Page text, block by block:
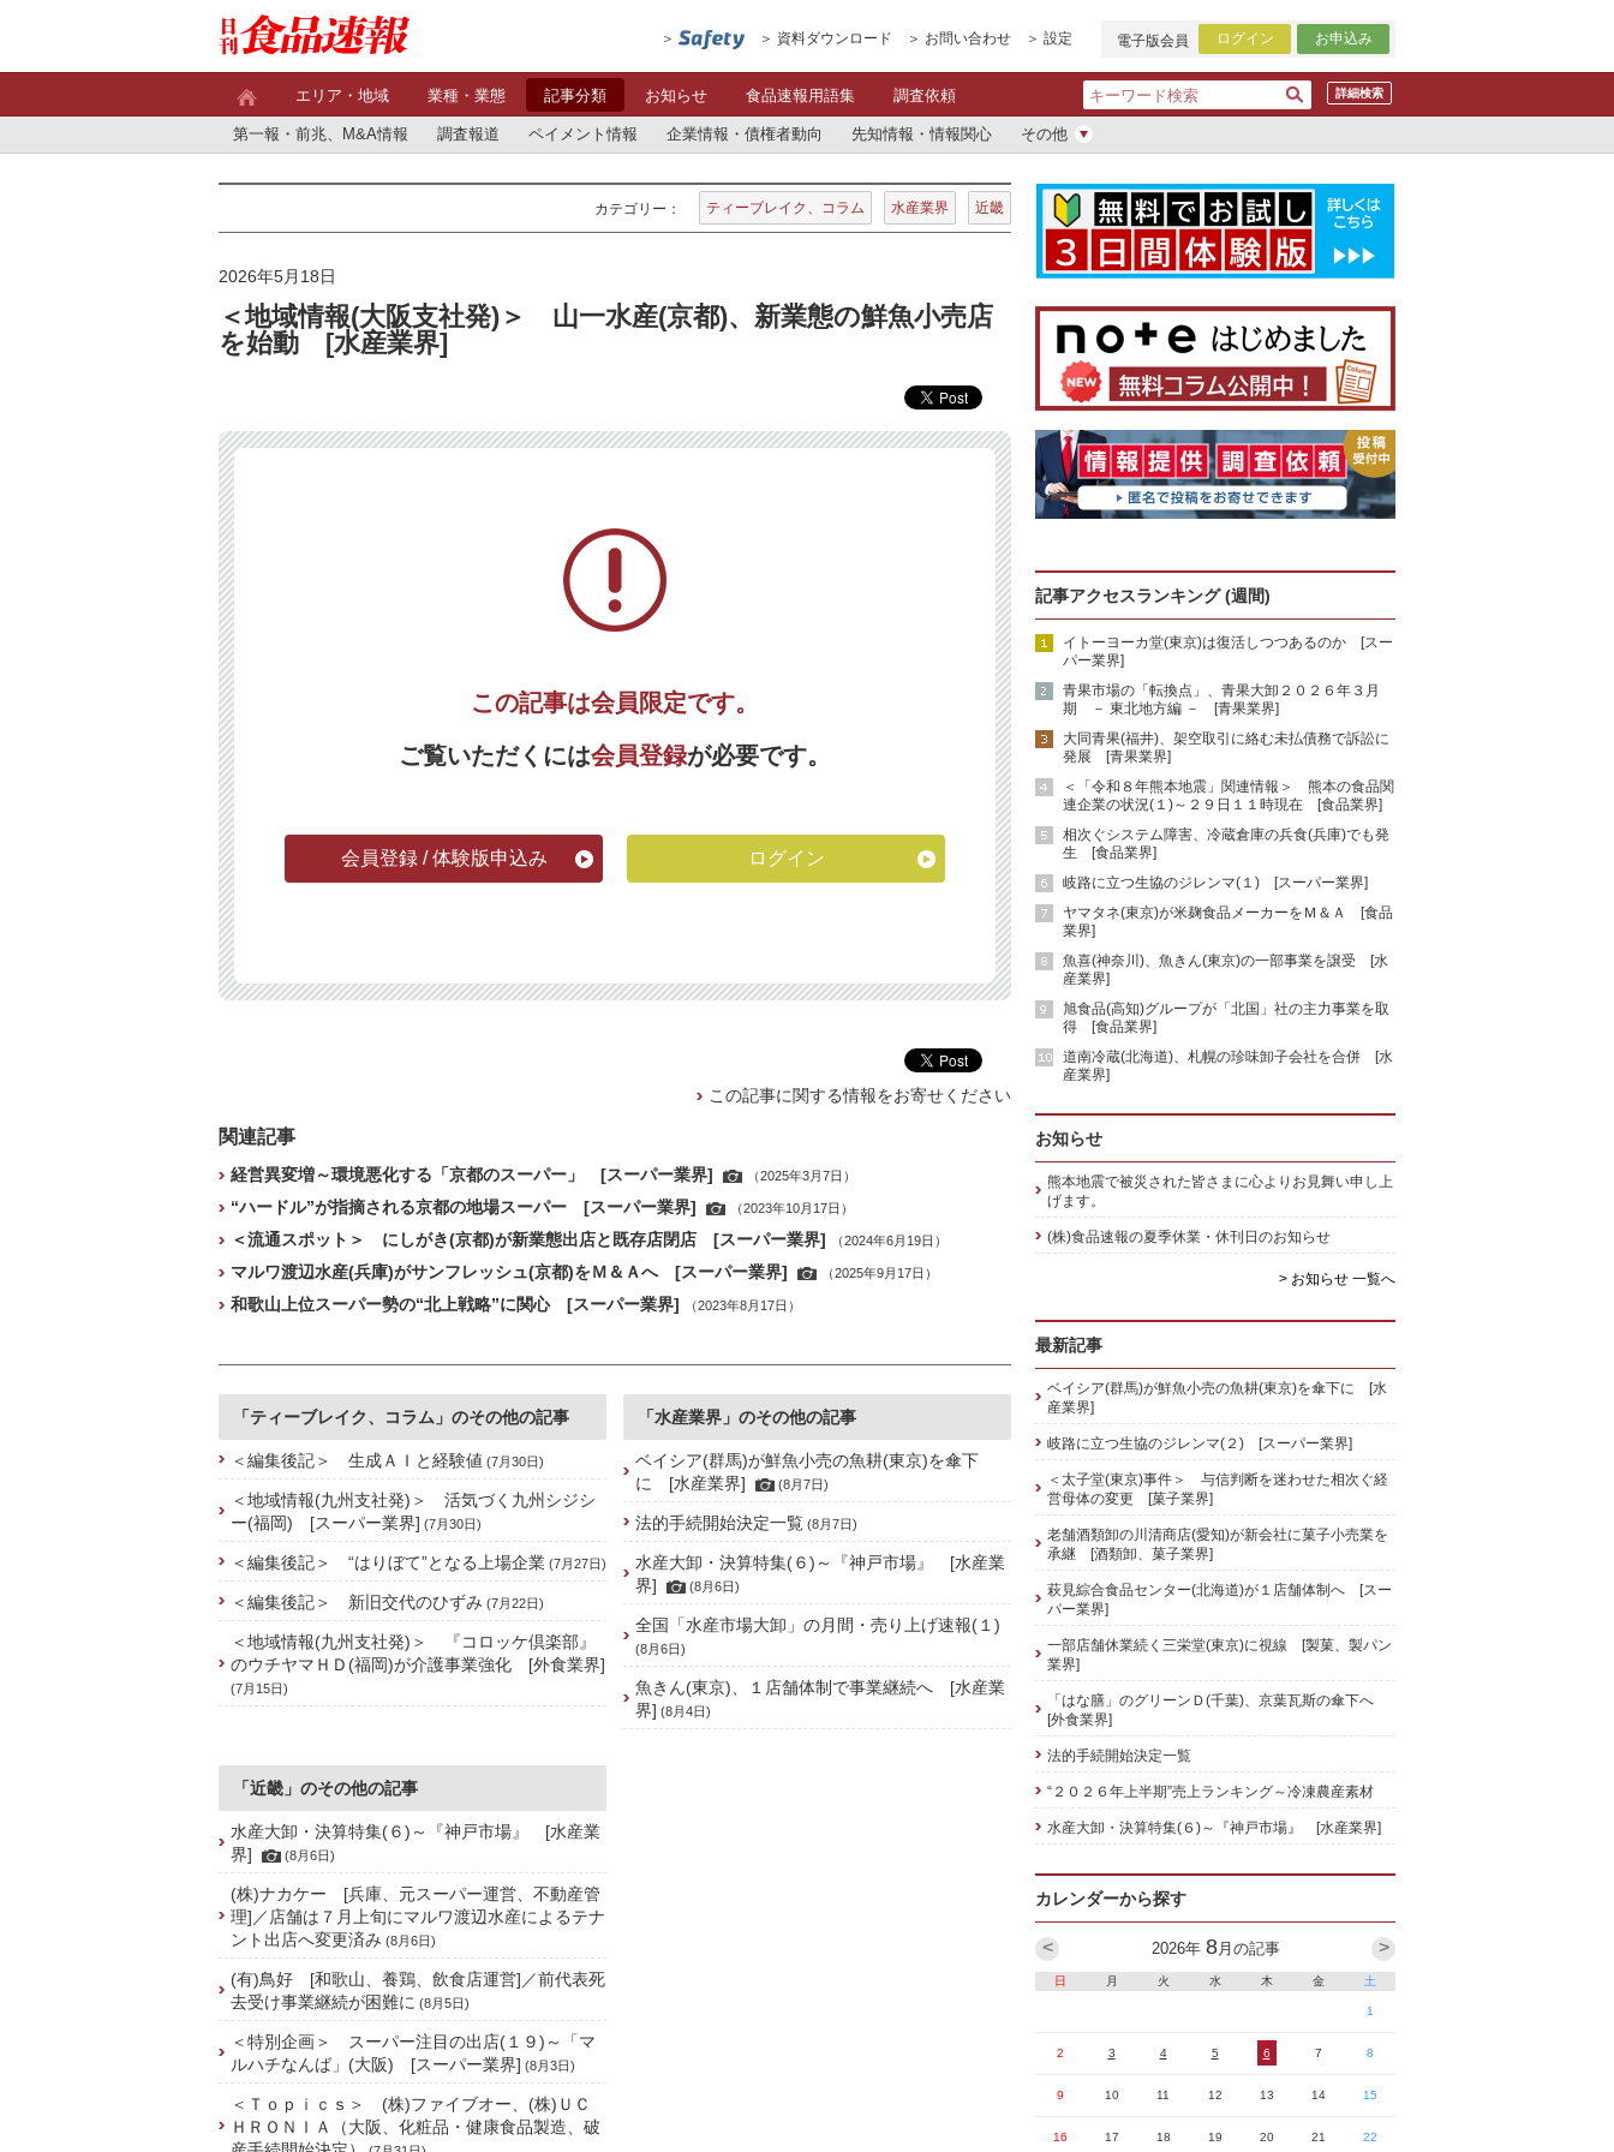
資料ダウンロード お問い合わせ 設定 電子版会員 ログイン お申込み
詳細検索
エリア・地域 業種・業態 記事分類 お知らせ 食品速報用語集 調査依頼
第一報・前兆、M&A情報 調査報道 ペイメント情報 企業情報・債権者動向 先知情報・情報関心 その他
カテゴリー： ティーブレイク、コラム 水産業界 近畿
2026年5月18日
＜地域情報(大阪支社発)＞ 山一水産(京都)、新業態の鮮魚小売店
を始動 [水産業界]
この記事は会員限定です。
ご覧いただくには会員登録が必要です。
会員登録 / 体験版申込み ログイン
この記事に関する情報をお寄せください
関連記事
経営異変増～環境悪化する「京都のスーパー」 [スーパー業界] （2025年3月7日）
“ハードル”が指摘される京都の地場スーパー [スーパー業界] （2023年10月17日）
＜流通スポット＞ にしがき(京都)が新業態出店と既存店閉店 [スーパー業界] （2024年6月19日）
マルワ渡辺水産(兵庫)がサンフレッシュ(京都)をＭ＆Ａへ [スーパー業界] （2025年9月17日）
和歌山上位スーパー勢の“北上戦略”に関心 [スーパー業界] （2023年8月17日）
「ティーブレイク、コラム」のその他の記事
＜編集後記＞ 生成ＡＩと経験値 (7月30日)
＜地域情報(九州支社発)＞ 活気づく九州シジシ
ー(福岡) [スーパー業界] (7月30日)
＜編集後記＞ “はりぼて”となる上場企業 (7月27日)
＜編集後記＞ 新旧交代のひずみ (7月22日)
＜地域情報(九州支社発)＞ 『コロッケ倶楽部』
のウチヤマＨＤ(福岡)が介護事業強化 [外食業界]
(7月15日)
「水産業界」のその他の記事
ベイシア(群馬)が鮮魚小売の魚耕(東京)を傘下
に [水産業界]
(8月7日)
法的手続開始決定一覧 (8月7日)
水産大卸・決算特集(６)～『神戸市場』 [水産業
界]
(8月6日)
全国「水産市場大卸」の月間・売り上げ速報(１)
(8月6日)
魚きん(東京)、１店舗体制で事業継続へ [水産業
界] (8月4日)
「近畿」のその他の記事
水産大卸・決算特集(６)～『神戸市場』 [水産業
界]
(8月6日)
(株)ナカケー [兵庫、元スーパー運営、不動産管
理]／店舗は７月上旬にマルワ渡辺水産によるテナ
ント出店へ変更済み (8月6日)
(有)鳥好 [和歌山、養鶏、飲食店運営]／前代表死
去受け事業継続が困難に (8月5日)
＜特別企画＞ スーパー注目の出店(１９)～「マ
ルハチなんば」(大阪) [スーパー業界] (8月3日)
＜Ｔｏｐｉｃｓ＞ (株)ファイブオー、(株)ＵＣ
ＨＲＯＮＩＡ（大阪、化粧品・健康食品製造、破
記事アクセスランキング (週間)
イトーヨーカ堂(東京)は復活しつつあるのか [スー
パー業界]
青果市場の「転換点」、青果大卸２０２６年３月
期 － 東北地方編 － [青果業界]
大同青果(福井)、架空取引に絡む未払債務で訴訟に
発展 [青果業界]
＜「令和８年熊本地震」関連情報＞ 熊本の食品関
連企業の状況(１)～２９日１１時現在 [食品業界]
相次ぐシステム障害、冷蔵倉庫の兵食(兵庫)でも発
生 [食品業界]
岐路に立つ生協のジレンマ(１) [スーパー業界]
ヤマタネ(東京)が米麹食品メーカーをＭ＆Ａ [食品
業界]
魚喜(神奈川)、魚きん(東京)の一部事業を譲受 [水
産業界]
旭食品(高知)グループが「北国」社の主力事業を取
得 [食品業界]
道南冷蔵(北海道)、札幌の珍味卸子会社を合併 [水
産業界]
お知らせ
熊本地震で被災された皆さまに心よりお見舞い申し上
げます。
(株)食品速報の夏季休業・休刊日のお知らせ
> お知らせ 一覧へ
最新記事
ベイシア(群馬)が鮮魚小売の魚耕(東京)を傘下に [水
産業界]
岐路に立つ生協のジレンマ(２) [スーパー業界]
＜太子堂(東京)事件＞ 与信判断を迷わせた相次ぐ経
営母体の変更 [菓子業界]
老舗酒類卸の川清商店(愛知)が新会社に菓子小売業を
承継 [酒類卸、菓子業界]
萩見綜合食品センター(北海道)が１店舗体制へ [スー
パー業界]
一部店舗休業続く三栄堂(東京)に視線 [製菓、製パン
業界]
「はな膳」のグリーンＤ(千葉)、京葉瓦斯の傘下へ
[外食業界]
法的手続開始決定一覧
“２０２６年上半期”売上ランキング～冷凍農産素材
水産大卸・決算特集(６)～『神戸市場』 [水産業界]
カレンダーから探す
2026年 8月の記事 >
<
日 月 火 水 木 金 土
1
2 3 4 5 6 7 8
9 10 11 12 13 14 15
16 17 18 19 20 21 22